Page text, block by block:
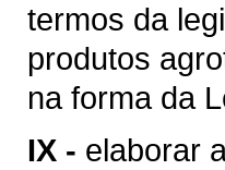
termos da
produtos
na forma da
IX - elaborar